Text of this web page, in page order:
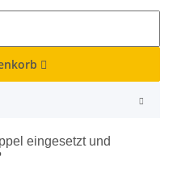
eingesetzt und